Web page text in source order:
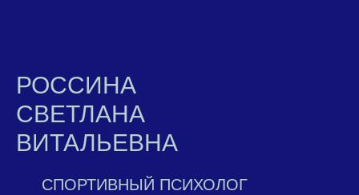
РОССИНА
СВЕТЛАНА
ВИТАЛЬЕВНА
СПОРТИВНЫЙ ПСИХОЛОГ